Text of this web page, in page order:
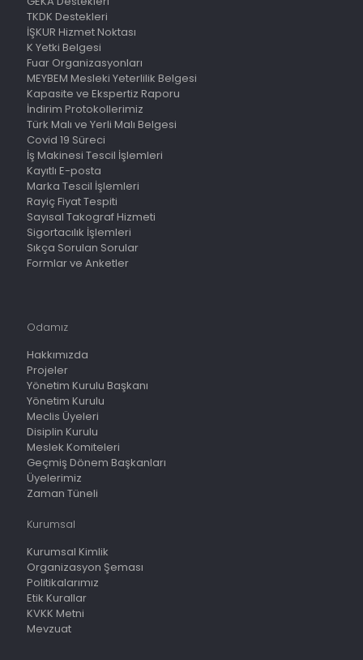
TKDK Destekleri
İŞKUR Hizmet Noktası
K Yetki Belgesi
Fuar Organizasyonları
MEYBEM Mesleki Yeterlilik Belgesi
Kapasite ve Ekspertiz Raporu
İndirim Protokollerimiz
Türk Malı ve Yerli Malı Belgesi
Covid 19 Süreci
İş Makinesi Tescil İşlemleri
Kayıtlı E-posta
Marka Tescil İşlemleri
Rayiç Fiyat Tespiti
Sayısal Takograf Hizmeti
Sigortacılık İşlemleri
Sıkça Sorulan Sorular
Formlar ve Anketler
Odamız
Hakkımızda
Projeler
Yönetim Kurulu Başkanı
Yönetim Kurulu
Meclis Üyeleri
Disiplin Kurulu
Meslek Komiteleri
Geçmiş Dönem Başkanları
Üyelerimiz
Zaman Tüneli
Kurumsal
Kurumsal Kimlik
Organizasyon Şeması
Politikalarımız
Etik Kurallar
KVKK Metni
Mevzuat